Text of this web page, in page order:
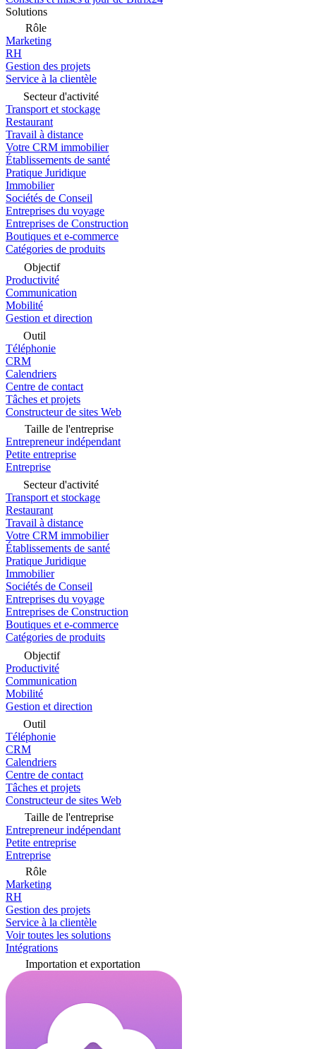
Solutions
Rôle
Marketing
RH
Gestion des projets
Service à la clientèle
Secteur d'activité
Transport et stockage
Restaurant
Travail à distance
Votre CRM immobilier
Établissements de santé
Pratique Juridique
Immobilier
Sociétés de Conseil
Entreprises du voyage
Entreprises de Construction
Boutiques et e-commerce
Catégories de produits
Objectif
Productivité
Communication
Mobilité
Gestion et direction
Outil
Téléphonie
CRM
Calendriers
Centre de contact
Tâches et projets
Constructeur de sites Web
Taille de l'entreprise
Entrepreneur indépendant
Petite entreprise
Entreprise
Secteur d'activité
Transport et stockage
Restaurant
Travail à distance
Votre CRM immobilier
Établissements de santé
Pratique Juridique
Immobilier
Sociétés de Conseil
Entreprises du voyage
Entreprises de Construction
Boutiques et e-commerce
Catégories de produits
Objectif
Productivité
Communication
Mobilité
Gestion et direction
Outil
Téléphonie
CRM
Calendriers
Centre de contact
Tâches et projets
Constructeur de sites Web
Taille de l'entreprise
Entrepreneur indépendant
Petite entreprise
Entreprise
Rôle
Marketing
RH
Gestion des projets
Service à la clientèle
Voir toutes les solutions
Intégrations
Importation et exportation